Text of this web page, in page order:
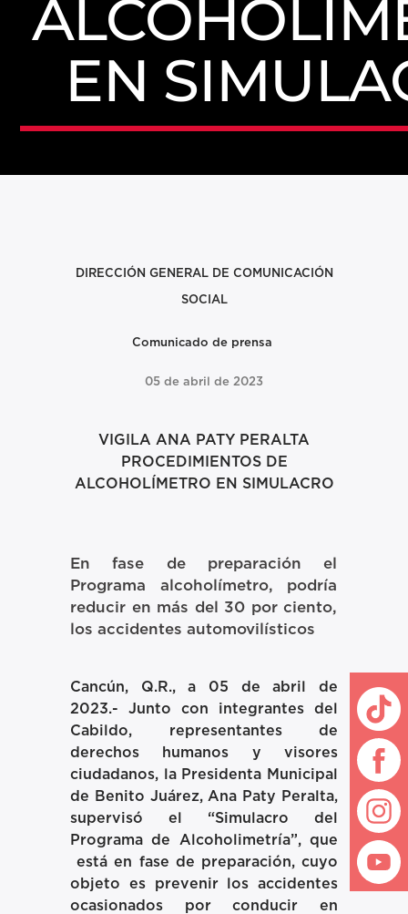
EN
DIRECCIÓN GENERAL DE COMUNICACIÓN
SOCIAL
Comunicado de prensa
05 de abril de 2023
VIGILA ANA PATY PERALTA
PROCEDIMIENTOS DE
ALCOHOLÍMETRO EN SIMULACRO
En fase de preparación el
Programa alcoholímetro, podría
reducir en más del 30 por ciento,
los accidentes automovilísticos
Cancún, Q.R., a 05 de abril de
2023.- Junto con integrantes del
Cabildo, representantes de
derechos humanos y visores
ciudadanos, la Presidenta Municipal
de Benito Juárez, Ana Paty Peralta,
supervisó el “Simulacro del
Programa de Alcoholimetría”, que
está en fase de preparación, cuyo
objeto es prevenir los accidentes
ocasionados por conducir en